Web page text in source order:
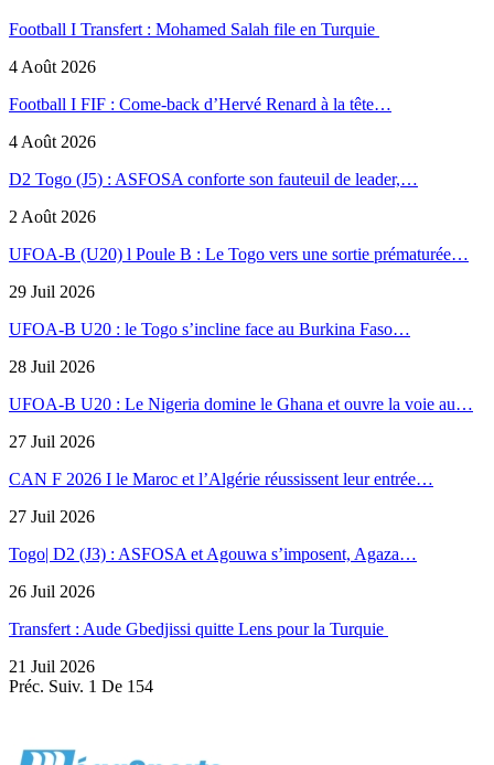
Football I Transfert : Mohamed Salah file en Turquie
4 Août 2026
Football I FIF : Come-back d’Hervé Renard à la tête…
4 Août 2026
D2 Togo (J5) : ASFOSA conforte son fauteuil de leader,…
2 Août 2026
UFOA-B (U20) l Poule B : Le Togo vers une sortie prématurée…
29 Juil 2026
UFOA-B U20 : le Togo s’incline face au Burkina Faso…
28 Juil 2026
UFOA-B U20 : Le Nigeria domine le Ghana et ouvre la voie au…
27 Juil 2026
CAN F 2026 I le Maroc et l’Algérie réussissent leur entrée…
27 Juil 2026
Togo| D2 (J3) : ASFOSA et Agouwa s’imposent, Agaza…
26 Juil 2026
Transfert : Aude Gbedjissi quitte Lens pour la Turquie
21 Juil 2026
Préc. Suiv. 1 De 154